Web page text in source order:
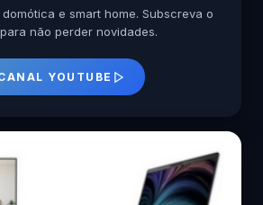
e smart home. Subscreva o
não perder novidades.
YOUTUBE